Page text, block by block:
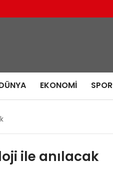
EKONOMI SPOR
ile anılacak